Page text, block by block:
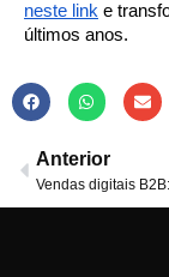
neste link e
últimos anos.
Anterior